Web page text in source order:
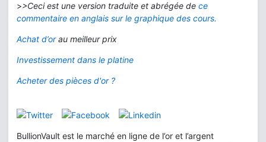
>>Ceci est une version traduite et abrégée de ce
commentaire en anglais sur le graphique des cours.
Achat d’orau meilleur prix
Investissement dans le platine
Acheter des pièces d'or ?
BullionVault est le marché en ligne de l’or et l’argent